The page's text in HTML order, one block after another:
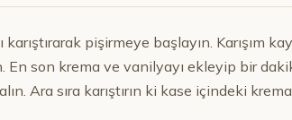
karıştırarak pişirmeye başlayın. Karışım
En son krema ve vanilyayı ekleyip bir
Ara sıra karıştırın ki kase içindeki